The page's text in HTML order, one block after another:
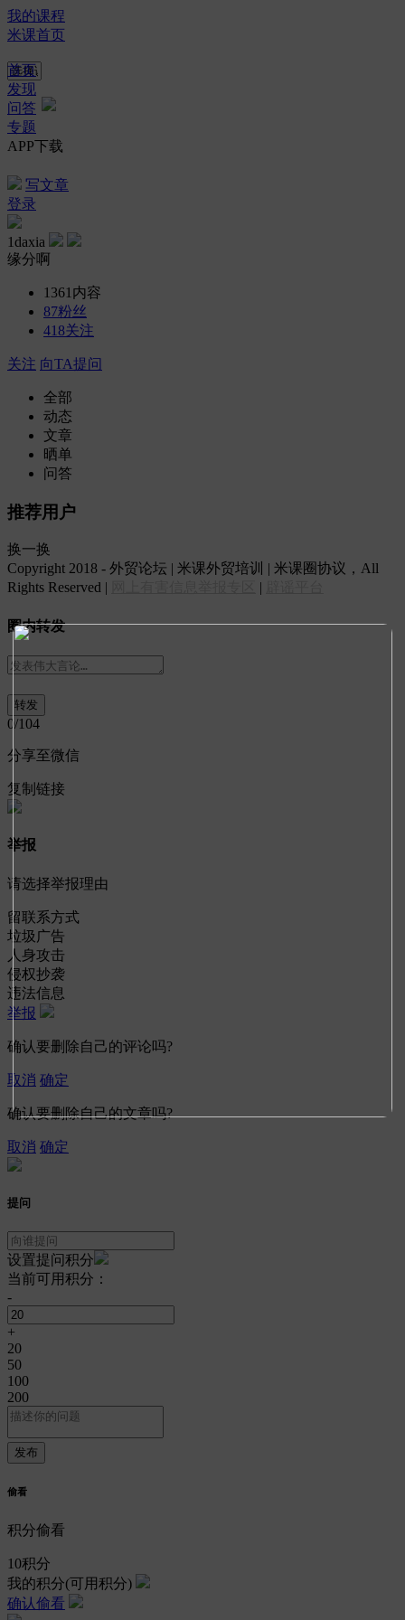
我的课程
米课首页
首页
发现
问答
专题
APP下载
写文章
登录
1daxia
缘分啊
1361 内容
87粉丝
418关注
关注 向TA提问
全部
动态
文章
晒单
问答
推荐用户
换一换
Copyright 2018 - 外贸论坛 | 米课外贸培训 | 米课圈协议，All
Rights Reserved |
|
圈内转发
0/104
分享至微信
复制链接
举报
请选择举报理由
留联系方式
垃圾广告
人身攻击
侵权抄袭
违法信息
举报
确认要删除自己的评论吗?
取消 确定
确认要删除自己的文章吗?
取消 确定
提问
设置提问积分
当前可用积分：
-
+
20
50
100
200
偷看
积分偷看
10积分
我的积分(可用积分)
确认偷看